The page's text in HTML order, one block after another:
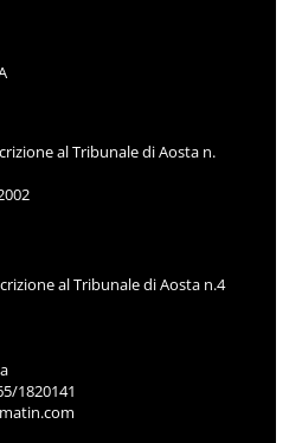
al Tribunale di Aosta n.
al Tribunale di Aosta n.4
1820141